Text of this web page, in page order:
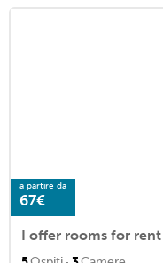
a partire da
67€
I offer rooms for rent